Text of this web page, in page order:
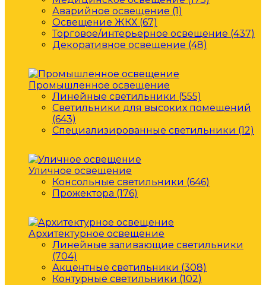
Аварийное освещение (1)
Освещение ЖКХ (67)
Торговое/интерьерное освещение (437)
Декоративное освещение (48)
Промышленное освещение
Линейные светильники (555)
Светильники для высоких помещений
(643)
Специализированные светильники (12)
Уличное освещение
Консольные светильники (646)
Прожектора (176)
Архитектурное освещение
Линейные заливающие светильники
(704)
Акцентные светильники (308)
Контурные светильники (102)